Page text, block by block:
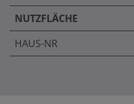
NUTZFLÄCHE
HAUS-NR